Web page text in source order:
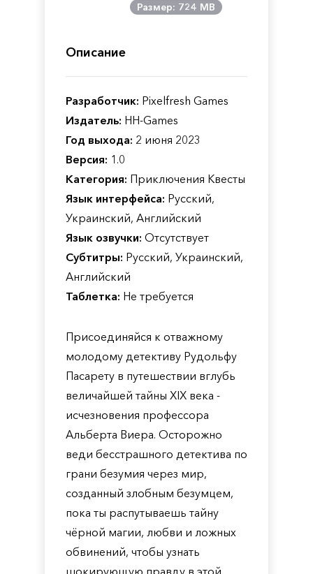
Размер: 724 MB
Описание
Разработчик: Pixelfresh Games
Издатель: HH-Games
Год выхода: 2 июня 2023
Версия: 1.0
Категория: Приключения Квесты
Язык интерфейса: Русский,
Украинский, Английский
Язык озвучки: Отсутствует
Субтитры: Русский, Украинский,
Английский
Таблетка: Не требуется
Присоединяйся к отважному
молодому детективу Рудольфу
Пасарету в путешествии вглубь
величайшей тайны XIX века -
исчезновения профессора
Альберта Виера. Осторожно
веди бесстрашного детектива по
грани безумия через мир,
созданный злобным безумцем,
пока ты распутываешь тайну
чёрной магии, любви и ложных
обвинений, чтобы узнать
шокирующую правду в этой